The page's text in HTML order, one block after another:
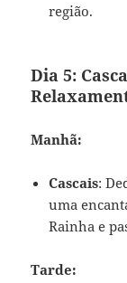
região.
Dia 5:
Manhã:
Cascais:
uma
Rainha e
Tarde: